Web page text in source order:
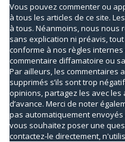
Vous pouvez commenter ou
à tous les articles de ce site.
à tous. Néanmoins, nous nous
sans explication ni préavis,
conforme à nos règles
commentaire diffamatoire ou
Par ailleurs, les commentaires
supprimés s’ils sont trop
opinions, partagez les avec les
d’avance. Merci de noter
pas automatiquement
vous souhaitez poser une
contactez-le directement,